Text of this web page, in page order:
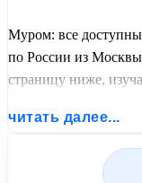
Муром: все
по России из Москвы
страницу ниже,
от United Travel
читать далее...